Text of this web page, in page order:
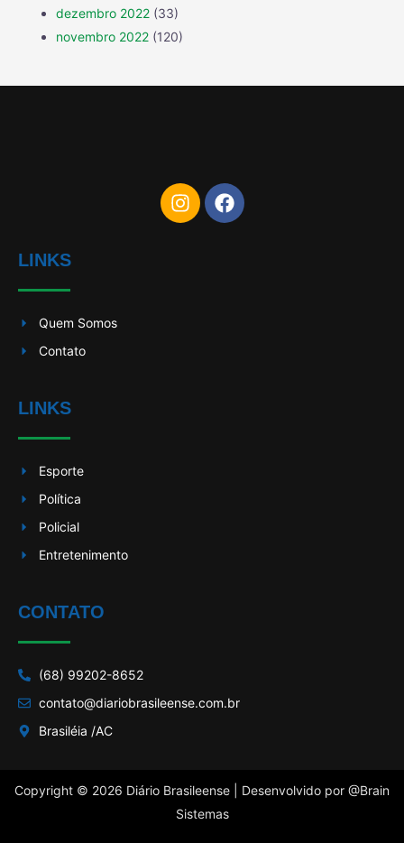
dezembro 2022 (33)
novembro 2022 (120)
LINKS
Quem Somos
Contato
LINKS
Esporte
Política
Policial
Entretenimento
CONTATO
(68) 99202-8652
contato@diariobrasileense.com.br
Brasiléia /AC
Copyright © 2026 Diário Brasileense | Desenvolvido por @Brain
Sistemas